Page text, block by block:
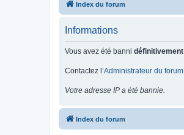
Index du forum
Informations
Vous avez été banni définitivement
Contactez l’Administrateur du forum
Votre adresse IP a été bannie.
Index du forum